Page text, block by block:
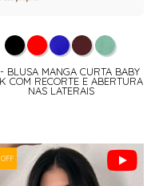
BLUSA MANGA CURTA BABY
COM RECORTE E ABERTURA
NAS LATERAIS